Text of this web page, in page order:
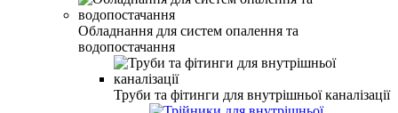
Обладнання для систем опалення та
водопостачання
Труби та фітинги для внутрішньої каналізації